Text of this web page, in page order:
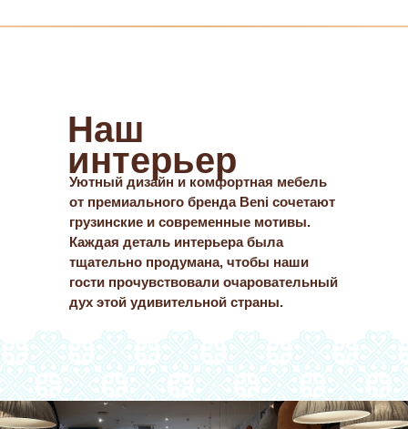
Наш
интерьер
Уютный дизайн и комфортная мебель
от премиального бренда Beni сочетают
грузинские и современные мотивы.
Каждая деталь интерьера была
тщательно продумана, чтобы наши
гости прочувствовали очаровательный
дух этой удивительной страны.